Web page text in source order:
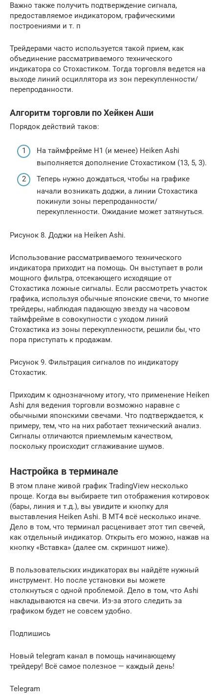
Важно также получить подтверждение сигнала,
предоставляемое индикатором, графическими
построениями и т. п
Трейдерами часто используется такой прием, как
объединение рассматриваемого технического
индикатора со Стохастиком. Тогда торговля ведется на
выходе линий осциллятора из зон перекупленности/
перепроданности.
Алгоритм торговли по Хейкен Аши
Порядок действий таков:
На таймфрейме H1 (и менее) Heiken Ashi
выполняется дополнение Стохастиком (13, 5, 3).
Теперь нужно дождаться, чтобы на графике
начали возникать доджи, а линии Стохастика
покинули зоны перепроданности/
перекупленности. Ожидание может затянуться.
Рисунок 8. Доджи на Heiken Ashi.
Использование рассматриваемого технического
индикатора приходит на помощь. Он выступает в роли
мощного фильтра, отсекающего исходящие от
Стохастика ложные сигналы. Если рассмотреть участок
графика, используя обычные японские свечи, то многие
трейдеры, наблюдая падающую звезду на часовом
таймфрейме в совокупности с уходом линий
Стохастика из зоны перекупленности, решили бы, что
пора приступать к продажам.
Рисунок 9. Фильтрация сигналов по индикатору
Стохастик.
Приходим к однозначному итогу, что применение Heiken
Ashi для ведения торговли возможно наравне с
обычными японскими свечами. Что подтверждается, к
примеру, тем, что на них работает технический анализ.
Сигналы отличаются приемлемым качеством,
поскольку происходит сглаживание шумов.
Настройка в терминале
В этом плане живой график TradingView несколько
проще. Когда вы выбираете тип отображения котировок
(бары, линия и т.д.), вы увидите и кнопку для
выставления Heiken Ashi. В MT4 всё несколько иначе.
Дело в том, что терминал расценивает этот тип свечей,
как отдельный индикатор. Открыть его можно, нажав на
кнопку «Вставка» (далее см. скриншот ниже).
В пользовательских индикаторах вы найдёте нужный
инструмент. Но после установки вы можете
столкнуться с одной проблемой. Дело в том, что Ashi
накладываются на свечи. Из-за этого следить за
графиком будет не совсем удобно.
Подпишись
Новый telegram канал в помощь начинающему
трейдеру! Всё самое полезное — каждый день!
Telegram